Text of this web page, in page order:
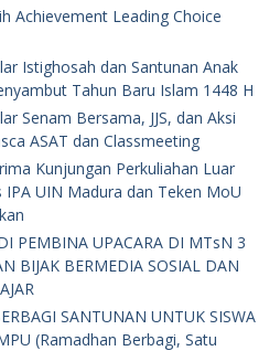
Achievement Leading Choice
Istighosah dan Santunan Anak
Tahun Baru Islam 1448 H
Senam Bersama, JJS, dan Aksi
ASAT dan Classmeeting
Kunjungan Perkuliahan Luar
IPA UIN Madura dan Teken MoU
PEMBINA UPACARA DI MTsN 3
BIJAK BERMEDIA SOSIAL DAN
SANTUNAN UNTUK SISWA
(Ramadhan Berbagi, Satu